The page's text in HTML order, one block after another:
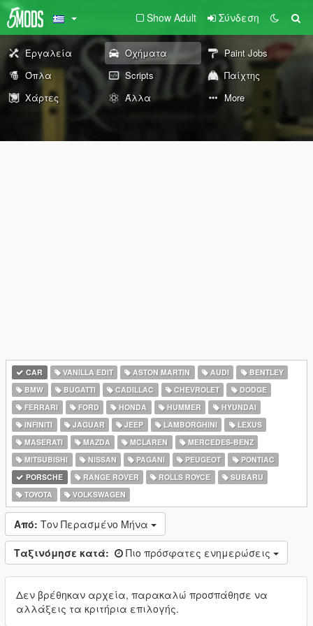
Show Adult Σύνδεση
Εργαλεία Οχήματα
Paint Jobs
Όπλα
Scripts
Παίχτης
Χάρτες
Άλλα More
CAR VANILLA EDIT ASTON MARTIN AUDI
BENTLEY
BMW
BUGATTI CADILLAC CHEVROLET
DODGE
FERRARI
FORD HONDA HUMMER
HYUNDAI
INFINITI
JAGUAR JEEP LAMBORGHINI
LEXUS
MASERATI
MAZDA MCLAREN
MERCEDES-BENZ
MITSUBISHI
NISSAN PAGANI PEUGEOT
PONTIAC
PORSCHE
RANGE ROVER ROLLS ROYCE
SUBARU
TOYOTA
VOLKSWAGEN
Από: Τον Περασμένο Μήνα
Ταξινόμησε κατά: Πιο πρόσφατες ενημερώσεις
Δεν βρέθηκαν αρχεία, παρακαλώ προσπάθησε να
αλλάξεις τα κριτήρια επιλογής.